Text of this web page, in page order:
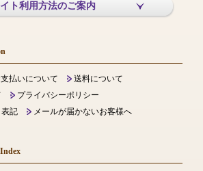
ト利用方法のご案内
払いについて
送料について
プライバシーポリシー
記
メールが届かないお客様へ